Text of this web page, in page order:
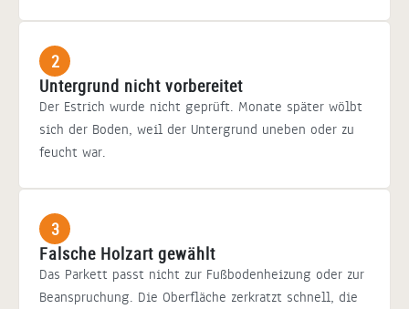
2
Untergrund nicht vorbereitet
Der Estrich wurde nicht geprüft. Monate später wölbt
sich der Boden, weil der Untergrund uneben oder zu
feucht war.
3
Falsche Holzart gewählt
Das Parkett passt nicht zur Fußbodenheizung oder zur
Beanspruchung. Die Oberfläche zerkratzt schnell, die